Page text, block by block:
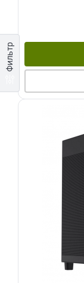
Фильтр